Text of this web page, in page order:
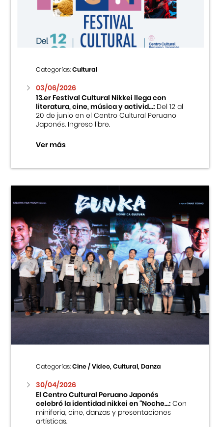
Centro Cultural Peruano Japonés
Cursos
Museo de la Inmigración Japonesa
Fondo Editorial
Teatro Peruano Japonés
Categorías:Cultural
03/06/2026
13.er Festival Cultural Nikkei llega con
literatura, cine, música y activid...:Del 12 al
20 de junio en el Centro Cultural Peruano
Japonés. Ingreso libre.
Ver más
Categorías:Cine / Video, Cultural, Danza
30/04/2026
El Centro Cultural Peruano Japonés
celebró la identidad nikkei en “Noche...:Con
miniferia, cine, danzas y presentaciones
artísticas.